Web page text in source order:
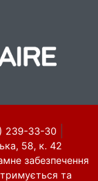
239-33-30
58, к. 42
забезпечення
та